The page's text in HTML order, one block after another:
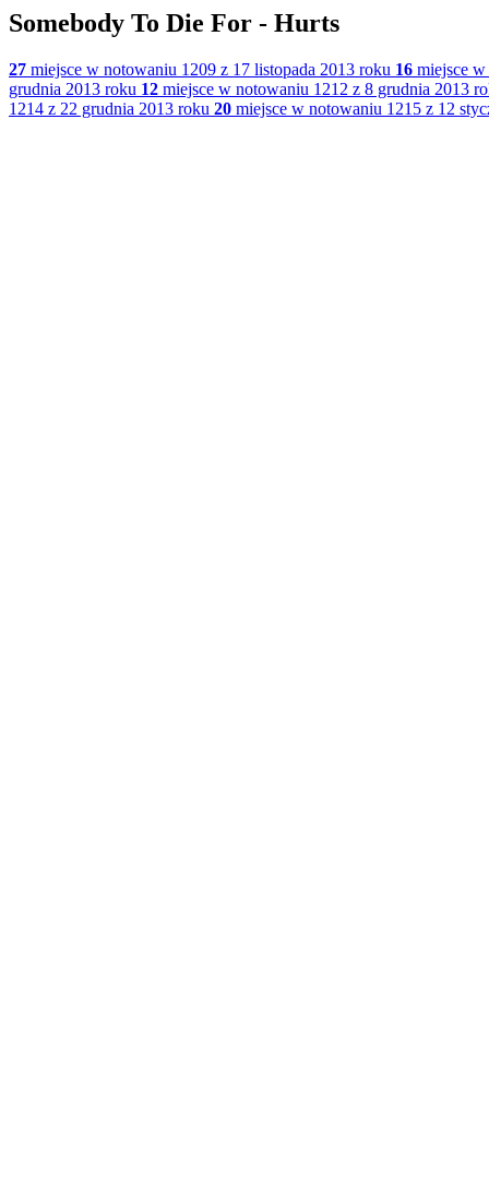
Somebody To Die For - Hurts
27 miejsce w notowaniu 1209 z 17 listopada 2013 roku 16 miejsce
grudnia 2013 roku 12 miejsce w notowaniu 1212 z 8 grudnia 2013
1214 z 22 grudnia 2013 roku 20 miejsce w notowaniu 1215 z 12